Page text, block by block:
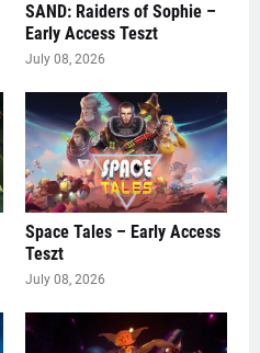
SAND: Raiders of Sophie –
Early Access Teszt
July 08, 2026
Space Tales – Early Access
Teszt
July 08, 2026